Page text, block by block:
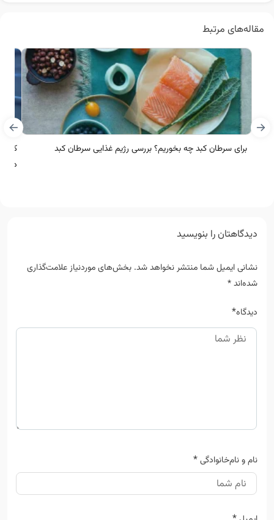
مقاله‌های مرتبط
برای سرطان کبد چه بخوریم؟ بررسی رژیم غذایی سرطان کبد
کبد
داد؟
دیدگاهتان را بنویسید
نشانی ایمیل شما منتشر نخواهد شد. بخش‌های موردنیاز علامت‌گذاری
شده‌اند*
دیدگاه*
نام و نام‌خانوادگی*